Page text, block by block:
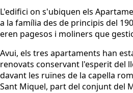
L'edifici on s'ubiquen els
a la família des de principis del
eren pagesos i moliners que
Avui, els tres apartaments han
renovats conservant l'esperit del
davant les ruïnes de la capella
Sant Miquel, part del conjunt del